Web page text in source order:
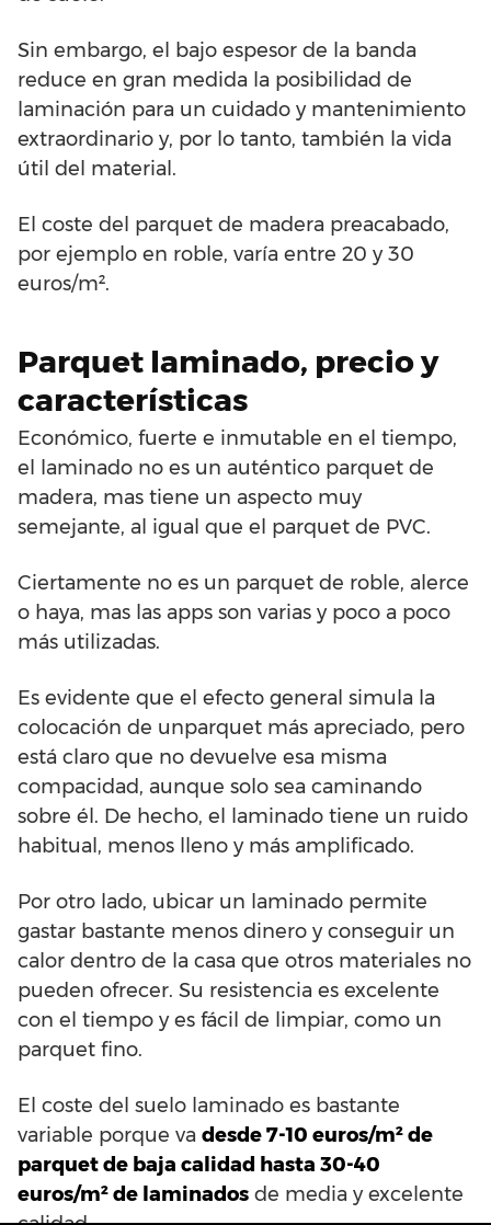
Sin embargo, el bajo espesor de la banda
reduce en gran medida la posibilidad de
laminación para un cuidado y mantenimiento
extraordinario y, por lo tanto, también la vida
útil del material.
El coste del parquet de madera preacabado,
por ejemplo en roble, varía entre 20 y 30
euros/m².
Parquet laminado, precio y
características
Económico, fuerte e inmutable en el tiempo,
el laminado no es un auténtico parquet de
madera, mas tiene un aspecto muy
semejante, al igual que el parquet de PVC.
Ciertamente no es un parquet de roble, alerce
o haya, mas las apps son varias y poco a poco
más utilizadas.
Es evidente que el efecto general simula la
colocación de unparquet más apreciado, pero
está claro que no devuelve esa misma
compacidad, aunque solo sea caminando
sobre él. De hecho, el laminado tiene un ruido
habitual, menos lleno y más amplificado.
Por otro lado, ubicar un laminado permite
gastar bastante menos dinero y conseguir un
calor dentro de la casa que otros materiales no
pueden ofrecer. Su resistencia es excelente
con el tiempo y es fácil de limpiar, como un
parquet fino.
El coste del suelo laminado es bastante
variable porque va desde 7-10 euros/m² de
parquet de baja calidad hasta 30-40
euros/m² de laminados de media y excelente